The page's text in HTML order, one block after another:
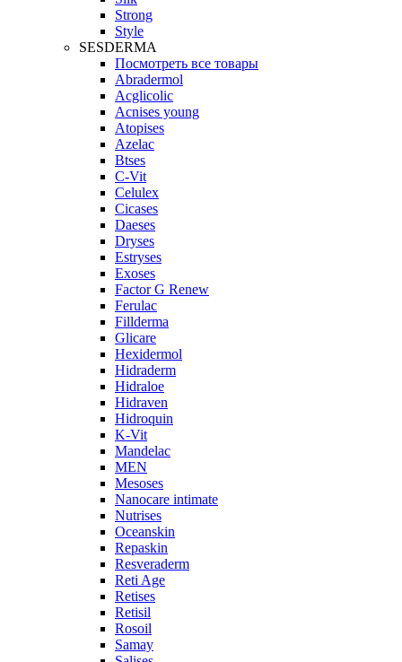
Strong
Style
SESDERMA
Посмотреть все товары
Abradermol
Acglicolic
Acnises young
Atopises
Azelac
Btses
C-Vit
Celulex
Cicases
Daeses
Dryses
Estryses
Exoses
Factor G Renew
Ferulac
Fillderma
Glicare
Hexidermol
Hidraderm
Hidraloe
Hidraven
Hidroquin
K-Vit
Mandelac
MEN
Mesoses
Nanocare intimate
Nutrises
Oceanskin
Repaskin
Resveraderm
Reti Age
Retises
Retisil
Rosoil
Samay